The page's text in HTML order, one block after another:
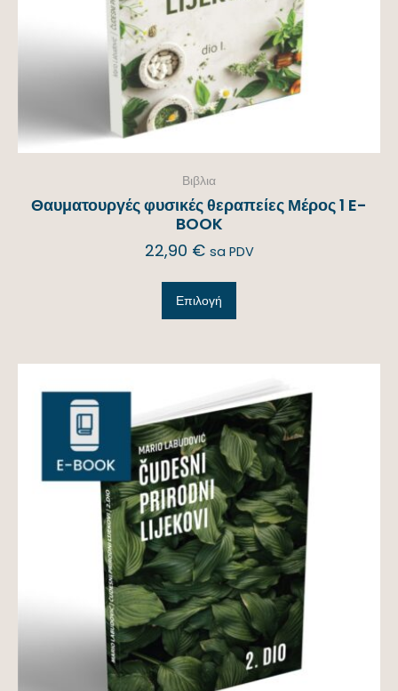
Βιβλια
Θαυματουργές φυσικές θεραπείες Μέρος 1 E-
BOOK
22,90 € sa PDV
Επιλογή